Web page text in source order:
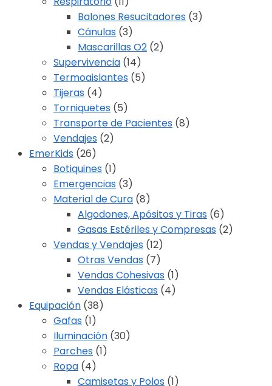
Balones Resucitadores (3)
Cánulas (3)
Mascarillas O2 (2)
Supervivencia (14)
Termoaislantes (5)
Tijeras (4)
Torniquetes (5)
Transporte de Pacientes (8)
Vendajes (2)
EmerKids (26)
Botiquines (1)
Emergencias (3)
Material de Cura (8)
Algodones, Apósitos y Tiras (6)
Gasas Estériles y Compresas (2)
Vendas y Vendajes (12)
Otras Vendas (7)
Vendas Cohesivas (1)
Vendas Elásticas (4)
Equipación (38)
Gafas (1)
Iluminación (30)
Parches (1)
Ropa (4)
Camisetas y Polos (1)